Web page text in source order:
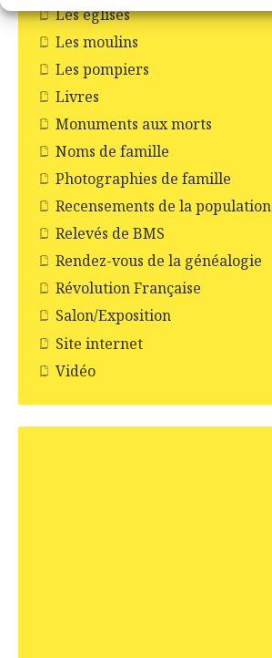
Les églises
Les moulins
Les pompiers
Livres
Monuments aux morts
Noms de famille
Photographies de famille
Recensements de la population
Relevés de BMS
Rendez-vous de la généalogie
Révolution Française
Salon/Exposition
Site internet
Vidéo